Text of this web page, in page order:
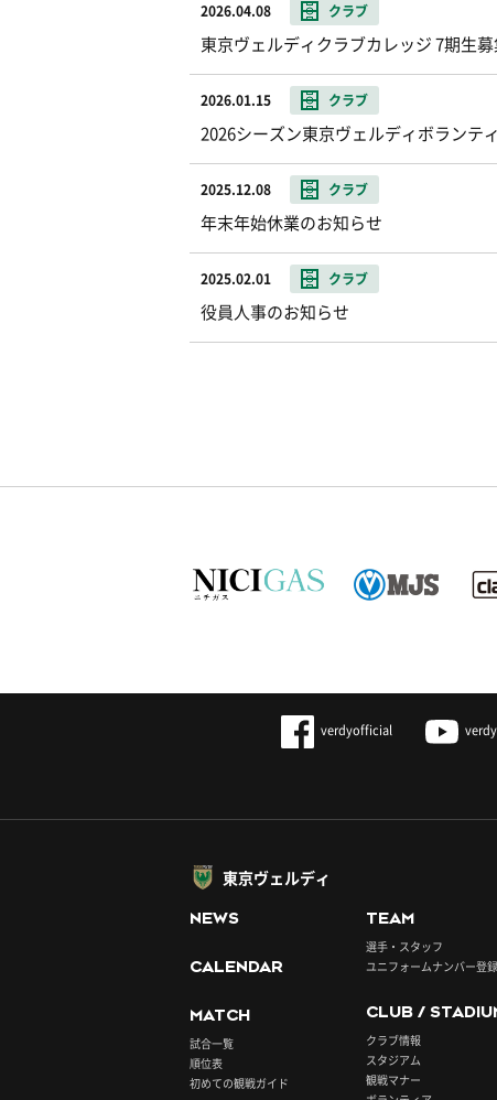
2026.04.08 クラブ
東京ヴェルディクラブカレッジ 7期生
2026.01.15 クラブ
2026シーズン東京ヴェルディボランテ
2025.12.08 クラブ
年末年始休業のお知らせ
2025.02.01 クラブ
役員人事のお知らせ
verdyofficial
東京ヴェルディ
NEWS
CALENDAR
MATCH
試合一覧
順位表
初めての観戦ガイド
TEAM
選手・スタッフ
ユニフォームナンバー登録
CLUB /
クラブ情報
スタジアム
観戦マナー